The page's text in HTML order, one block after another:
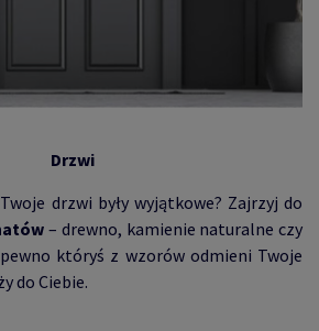
Drzwi
drzwi były wyjątkowe? Zajrzyj do
– drewno, kamienie naturalne czy
któryś z wzorów odmieni Twoje
do Ciebie.